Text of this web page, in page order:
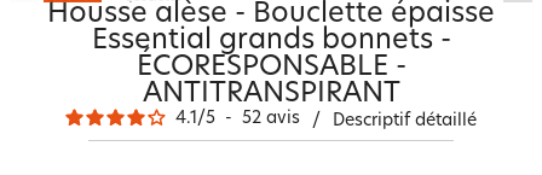
Housse alèse - Bouclette épaisse
Essential grands bonnets -
ÉCORESPONSABLE -
ANTITRANSPIRANT
4.1/5 - 52 avis / Descriptif détaillé